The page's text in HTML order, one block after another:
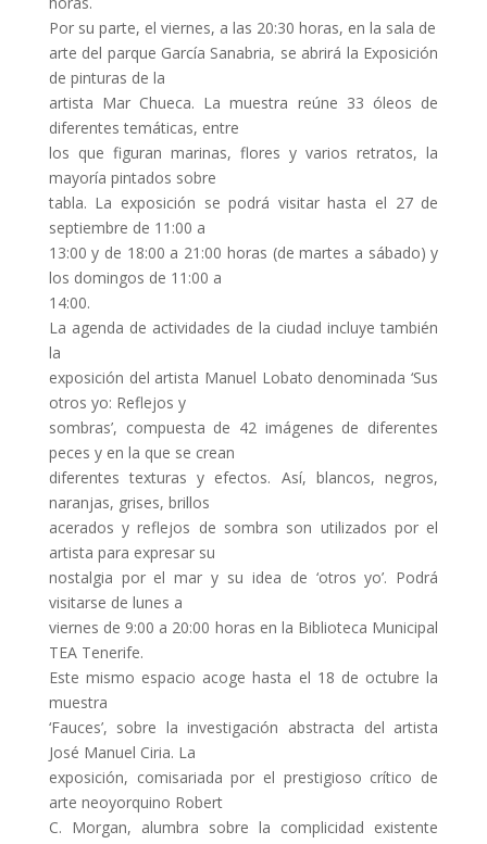
Por su parte, el viernes, a las 20:30 horas, en la sala de
arte del parque García Sanabria, se abrirá la Exposición
de pinturas de la
artista Mar Chueca. La muestra reúne 33 óleos de
diferentes temáticas, entre
los que figuran marinas, flores y varios retratos, la
mayoría pintados sobre
tabla. La exposición se podrá visitar hasta el 27 de
septiembre de 11:00 a
13:00 y de 18:00 a 21:00 horas (de martes a sábado) y
los domingos de 11:00 a
14:00.
La agenda de actividades de la ciudad incluye también
la
exposición del artista Manuel Lobato denominada ‘Sus
otros yo: Reflejos y
sombras’, compuesta de 42 imágenes de diferentes
peces y en la que se crean
diferentes texturas y efectos. Así, blancos, negros,
naranjas, grises, brillos
acerados y reflejos de sombra son utilizados por el
artista para expresar su
nostalgia por el mar y su idea de ‘otros yo’. Podrá
visitarse de lunes a
viernes de 9:00 a 20:00 horas en la Biblioteca Municipal
TEA Tenerife.
Este mismo espacio acoge hasta el 18 de octubre la
muestra
‘Fauces’, sobre la investigación abstracta del artista
José Manuel Ciria. La
exposición, comisariada por el prestigioso crítico de
arte neoyorquino Robert
C. Morgan, alumbra sobre la complicidad existente